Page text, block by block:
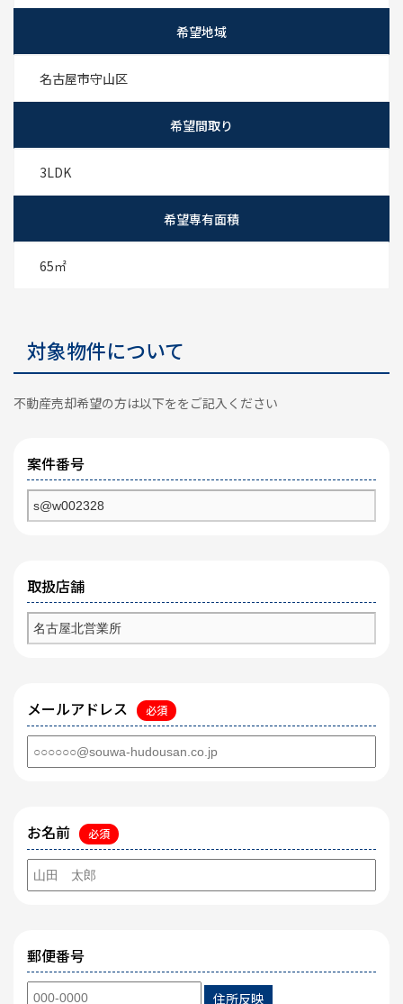
希望地域
名古屋市守山区
希望間取り
3LDK
希望専有面積
65㎡
対象物件について
不動産売却希望の方は以下ををご記入ください
案件番号
取扱店舗
メールアドレス 必須
お名前 必須
郵便番号
住所反映